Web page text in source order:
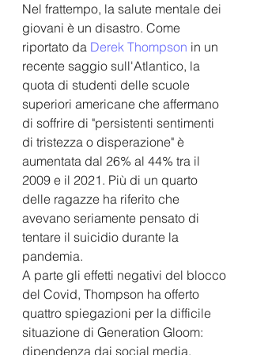
Nel frattempo, la salute mentale dei
giovani è un disastro. Come
riportato da Derek Thompson in un
recente saggio sull'Atlantico, la
quota di studenti delle scuole
superiori americane che affermano
di soffrire di "persistenti sentimenti
di tristezza o disperazione" è
aumentata dal 26% al 44% tra il
2009 e il 2021. Più di un quarto
delle ragazze ha riferito che
avevano seriamente pensato di
tentare il suicidio durante la
pandemia.
A parte gli effetti negativi del blocco
del Covid, Thompson ha offerto
quattro spiegazioni per la difficile
situazione di Generation Gloom:
dipendenza dai social media,